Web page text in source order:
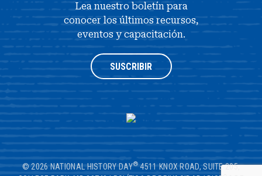
Lea nuestro boletín para
conocer los últimos recursos,
eventos y capacitación.
SUSCRIBIR
© 2026 NATIONAL HISTORY DAY® 4511 KNOX ROAD, SUITE 205,